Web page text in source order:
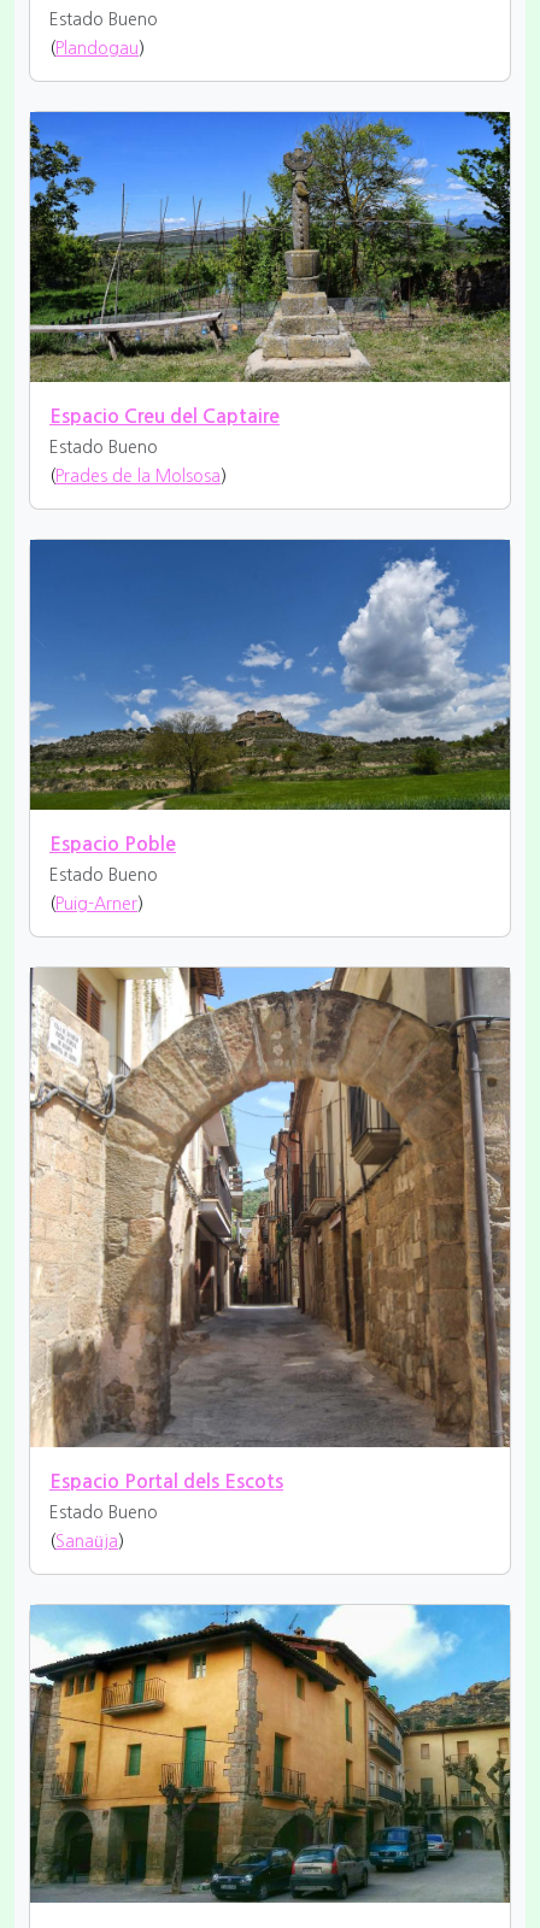
Estado Bueno
( Plandogau )
Espacio Creu del Captaire
Estado Bueno
( Prades de la Molsosa )
Espacio Poble
Estado Bueno
( Puig-Arner)
Espacio Portal dels Escots
Estado Bueno
(Sanaüja )